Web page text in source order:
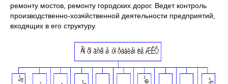
ремонту мостов, ремонту городских дорог. Ведет контроль
производственно-хозяйственной деятельности предприятий,
входящих в его структуру.